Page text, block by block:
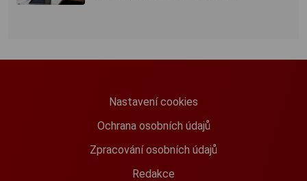
Nastavení cookies
Ochrana osobních údajů
Zpracování osobních údajů
Redakce